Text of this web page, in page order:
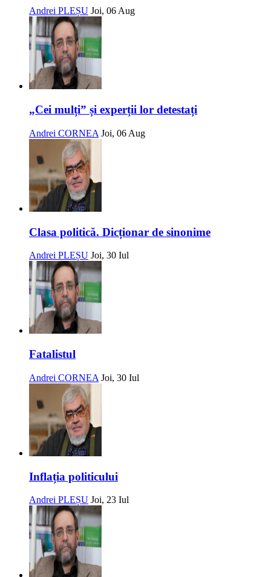
Andrei PLEȘU Joi, 06 Aug
„Cei mulți” și experții lor detestați
Andrei CORNEA Joi, 06 Aug
Clasa politică. Dicționar de sinonime
Andrei PLEȘU Joi, 30 Iul
Fatalistul
Andrei CORNEA Joi, 30 Iul
Inflația politicului
Andrei PLEȘU Joi, 23 Iul